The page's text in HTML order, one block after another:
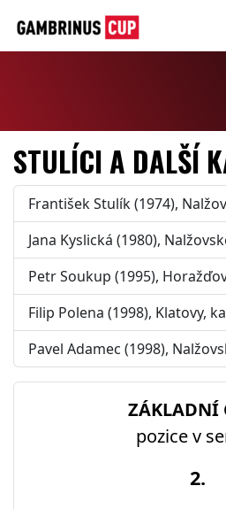
STULÍCI A DALŠÍ
František Stulík (1974),
Jana Kyslická (1980),
Petr Soukup (1995),
Filip Polena (1998), Klatovy,
Pavel Adamec (1998),
ZÁKLADNÍ
pozice v
2.